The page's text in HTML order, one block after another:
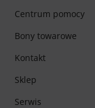
Centrum pomocy
Bony towarowe
Kontakt
Sklep
Serwis